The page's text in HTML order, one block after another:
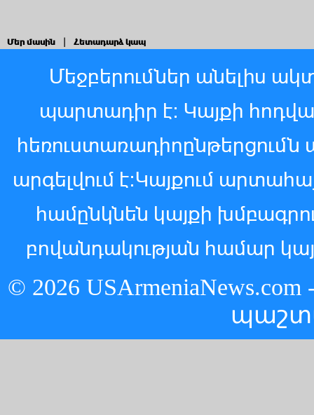
Մեր մասին Հետադարձ կապ
Մեջբերումներ անելիս
պարտադիր է: Կայքի
հեռուստառադիոընթերցումն
արգելվում է:Կայքում
համընկնեն կայքի
բովանդակության համար
© 2026